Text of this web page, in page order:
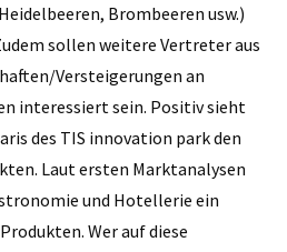
Brombeeren usw.)
sollen weitere Vertreter aus
Versteigerungen an
interessiert sein. Positiv sieht
des TIS innovation park den
Laut ersten Marktanalysen
und Hotellerie ein
Wer auf diese